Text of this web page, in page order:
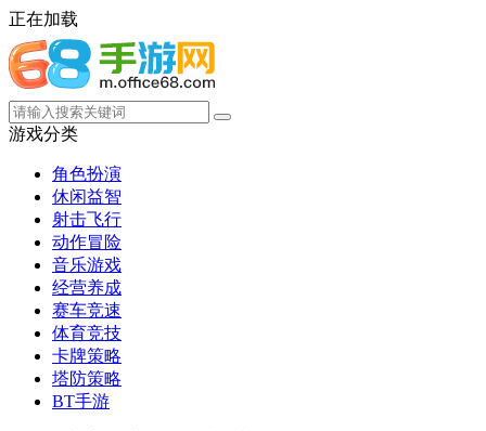
正在加载
游戏分类
角色扮演
休闲益智
射击飞行
动作冒险
音乐游戏
经营养成
赛车竞速
体育竞技
卡牌策略
塔防策略
BT手游